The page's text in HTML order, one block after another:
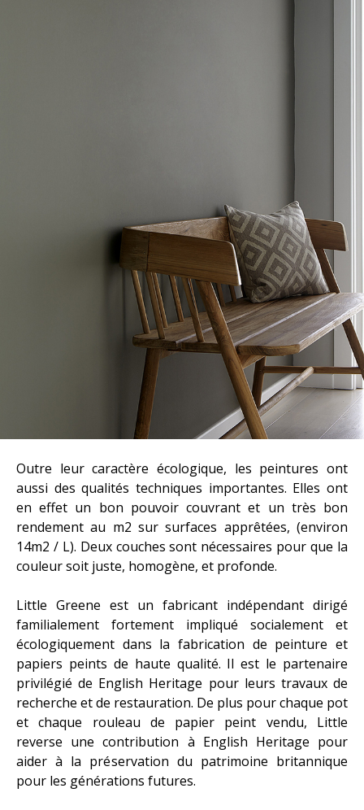
Outre leur caractère écologique, les peintures ont
aussi des qualités techniques importantes. Elles ont
en effet un bon pouvoir couvrant et un très bon
rendement au m2 sur surfaces apprêtées, (environ
14m2 / L). Deux couches sont nécessaires pour que la
couleur soit juste, homogène, et profonde.
Little Greene est un fabricant indépendant dirigé
familialement fortement impliqué socialement et
écologiquement dans la fabrication de peinture et
papiers peints de haute qualité. Il est le partenaire
privilégié de English Heritage pour leurs travaux de
recherche et de restauration. De plus pour chaque pot
et chaque rouleau de papier peint vendu, Little
reverse une contribution à English Heritage pour
aider à la préservation du patrimoine britannique
pour les générations futures.